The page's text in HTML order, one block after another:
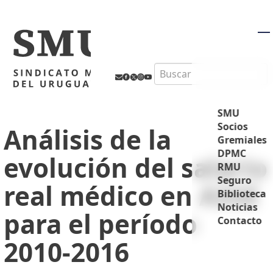
Search
SMU
Socios
Gremiales
DPMC
RMU
Seguro
Biblioteca
Noticias
Contacto
Análisis de la
evolución del salario
real médico en ASSE
para el período
2010-2016